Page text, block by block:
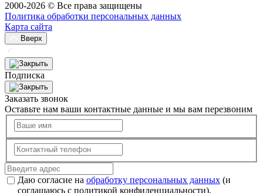
2000-2026 © Все права защищены
Политика обработки персональных данных
Карта сайта
Вверх
Подписка
Заказать звонок
Оставьте нам ваши контактные данные и мы вам перезвоним
Даю согласие на обработку персональных данных(и
соглашаюсь с политикой конфиденциальности).